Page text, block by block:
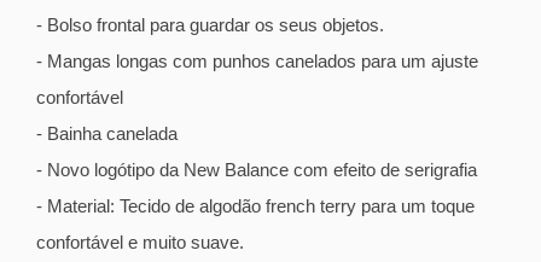
- Bolso frontal para guardar os seus objetos.
- Mangas longas com punhos canelados para um ajuste
confortável
- Bainha canelada
- Novo logótipo da New Balance com efeito de serigrafia
- Material: Tecido de algodão french terry para um toque
confortável e muito suave.